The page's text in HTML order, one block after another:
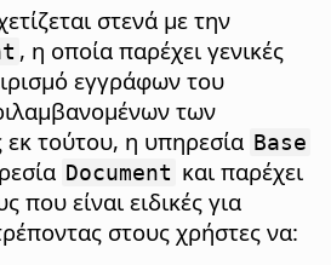
στενά με την
, η οποία παρέχει γενικές
εγγράφων του
των
τούτου, η υπηρεσία Base
Document και παρέχει
που είναι ειδικές για
στους χρήστες να: